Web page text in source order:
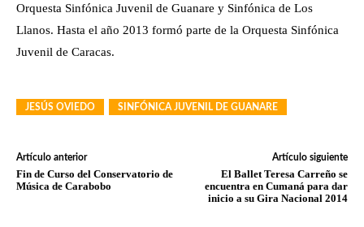
Orquesta Sinfónica Juvenil de Guanare y Sinfónica de Los
Llanos. Hasta el año 2013 formó parte de la Orquesta Sinfónica
Juvenil de Caracas.
JESÚS OVIEDO SINFÓNICA JUVENIL DE GUANARE
Artículo anterior
Fin de Curso del Conservatorio de
Música de Carabobo
Artículo siguiente
El Ballet Teresa Carreño se
encuentra en Cumaná para dar
inicio a su Gira Nacional 2014